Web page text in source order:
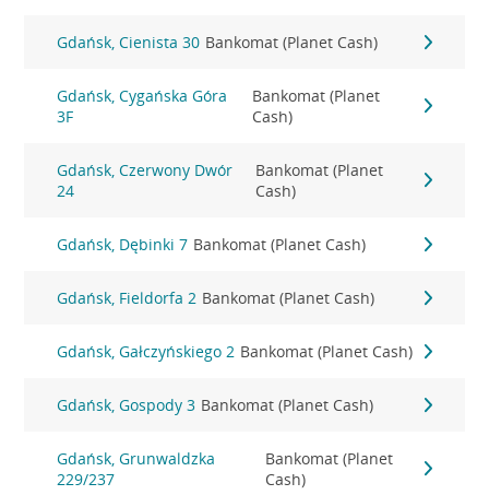
Gdańsk, Cienista 30 Bankomat (Planet Cash)
Gdańsk, Cygańska Góra
3F
Bankomat (Planet
Cash)
Gdańsk, Czerwony Dwór
24
Bankomat (Planet
Cash)
Gdańsk, Dębinki 7 Bankomat (Planet Cash)
Gdańsk, Fieldorfa 2 Bankomat (Planet Cash)
Gdańsk, Gałczyńskiego 2 Bankomat (Planet Cash)
Gdańsk, Gospody 3 Bankomat (Planet Cash)
Gdańsk, Grunwaldzka
229/237
Bankomat (Planet
Cash)